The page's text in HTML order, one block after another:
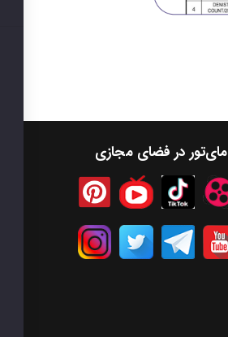
مای‌تور در فضای مجازی